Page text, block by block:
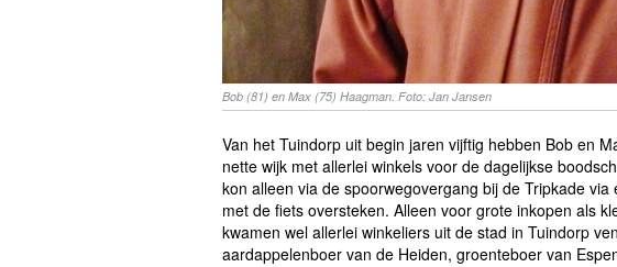
Bob (81) en Max (75) Haagman. Foto: Jan Jansen
Van het Tuindorp uit begin jaren vijftig hebben Bob en
nette wijk met allerlei winkels voor de dagelijkse
kon alleen via de spoorwegovergang bij de Tripkade
met de fiets oversteken. Alleen voor grote inkopen als
kwamen wel allerlei winkeliers uit de stad in Tuindorp
aardappelenboer van de Heiden, groenteboer van